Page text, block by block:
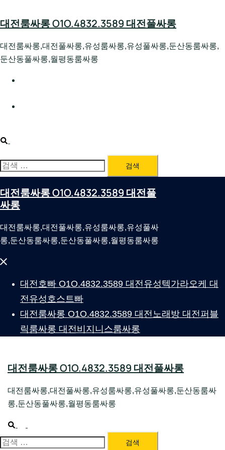
to
대전룸싸롱 O1O.4832.3589 대전풀싸롱
대전룸싸롱,대전풀싸롱,유성룸싸롱,유성풀싸롱,둔산동룸싸롱,
둔산동풀싸롱,월평동룸싸롱
Search
검
색:
대전룸싸롱 O1O.4832.3589 대전풀
싸롱
대전룸싸롱,대전풀싸롱,유성룸싸롱,유성풀싸
롱,둔산동룸싸롱,둔산동풀싸롱,월평동룸싸롱
Close
대전호빠 O1O.4832.3589 대전유성텍가라오케 대
전유성호스트빠
대전룸싸롱 O1O.4832.3589 대전노래방 대전퍼블
릭룸싸롱 대전비지니스룸싸롱
대전룸싸롱 O1O.4832.3589 대전풀싸롱
대전룸싸롱,대전풀싸롱,유성룸싸롱,유성풀싸롱,둔산동룸싸
롱,둔산동풀싸롱,월평동룸싸롱
Search
menu
검